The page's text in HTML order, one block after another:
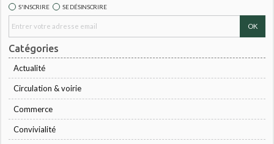
S'INSCRIRE SE DÉSINSCRIRE
Catégories
Actualité
Circulation & voirie
Commerce
Convivialité